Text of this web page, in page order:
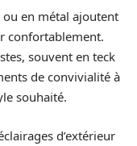
en métal ajoutent
confortablement.
souvent en teck
de convivialité à
souhaité.
d’extérieur